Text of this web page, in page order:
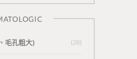
毛孔粗大) (26)